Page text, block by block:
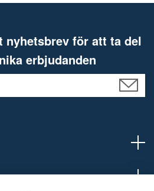
för att ta del
erbjudanden